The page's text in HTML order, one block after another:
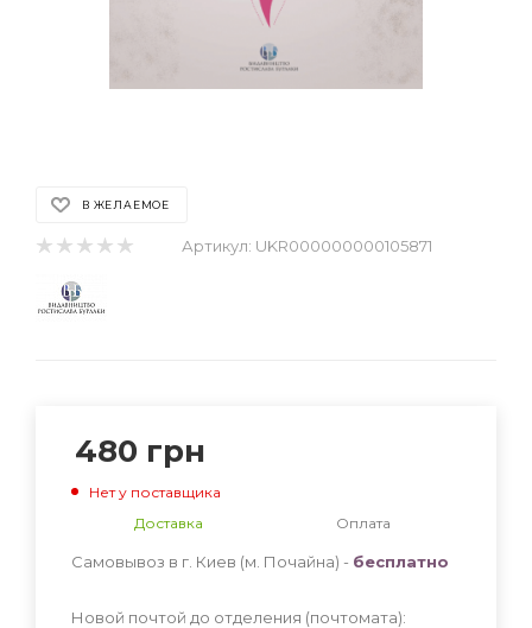
В ЖЕЛАЕМОЕ
Артикул: UKR000000000105871
480 грн
Нет у поставщика
Доставка
Оплата
Самовывоз в г. Киев (м. Почайна) - бесплатно
Новой почтой до отделения (почтомата):